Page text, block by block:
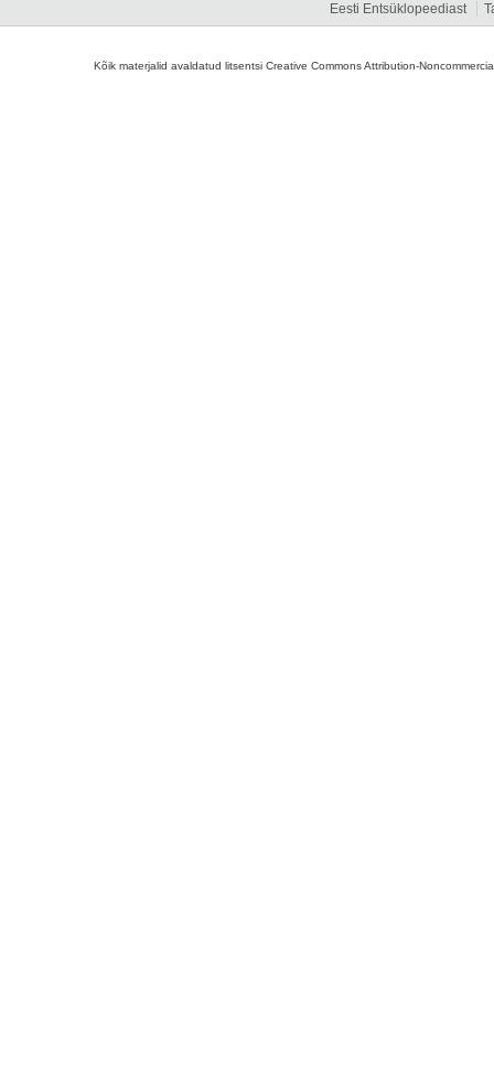
Eesti Entsüklopeediast
Kõik materjalid avaldatud litsentsi Creative Commons Attribution-